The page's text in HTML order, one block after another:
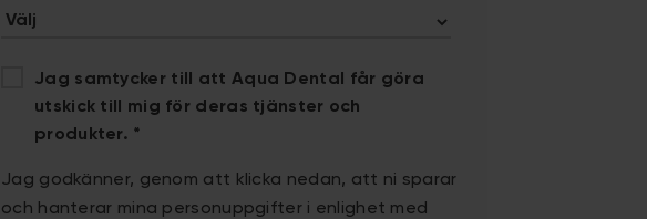
Jag samtycker till att Aqua Dental får göra
utskick till mig för deras tjänster och
produkter. *
Jag godkänner, genom att klicka nedan, att ni sparar
och hanterar mina personuppgifter i enlighet med